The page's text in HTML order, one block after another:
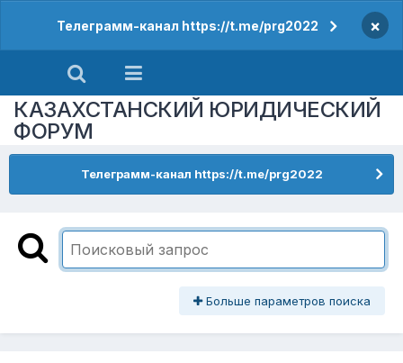
Телеграмм-канал https://t.me/prg2022 ×
КАЗАХСТАНСКИЙ ЮРИДИЧЕСКИЙ
ФОРУМ
Телеграмм-канал https://t.me/prg2022
Больше параметров поиска